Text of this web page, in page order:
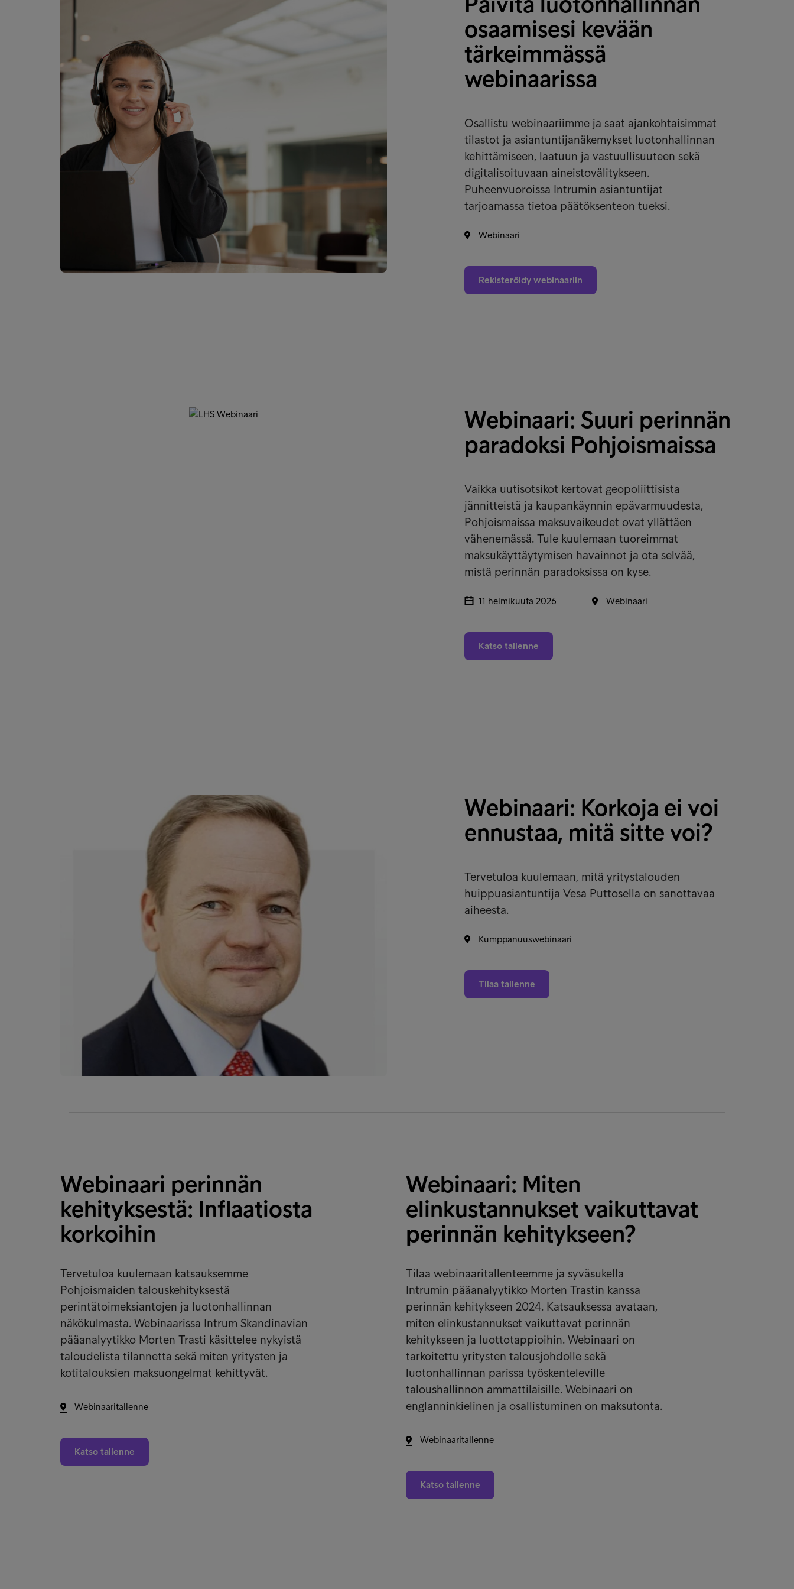
osaamisesi kevään
tärkeimmässä
webinaarissa
Osallistu webinaariimme ja saat ajankohtaisimmat
tilastot ja asiantuntijanäkemykset luotonhallinnan
kehittämiseen, laatuun ja vastuullisuuteen sekä
digitalisoituvaan aineistovälitykseen.
Puheenvuoroissa Intrumin asiantuntijat
tarjoamassa tietoa päätöksenteon tueksi.
Webinaari
Rekisteröidy webinaariin
Webinaari: Suuri perinnän
paradoksi Pohjoismaissa
Vaikka uutisotsikot kertovat geopoliittisista
jännitteistä ja kaupankäynnin epävarmuudesta,
Pohjoismaissa maksuvaikeudet ovat yllättäen
vähenemässä. Tule kuulemaan tuoreimmat
maksukäyttäytymisen havainnot ja ota selvää,
mistä perinnän paradoksissa on kyse.
11 helmikuuta 2026 Webinaari
Katso tallenne
Webinaari: Korkoja ei voi
ennustaa, mitä sitte voi?
Tervetuloa kuulemaan, mitä yritystalouden
huippuasiantuntija Vesa Puttosella on sanottavaa
aiheesta.
Kumppanuuswebinaari
Tilaa tallenne
Webinaari perinnän
kehityksestä: Inflaatiosta
korkoihin
Tervetuloa kuulemaan katsauksemme
Pohjoismaiden talouskehityksestä
perintätoimeksiantojen ja luotonhallinnan
näkökulmasta. Webinaarissa Intrum Skandinavian
pääanalyytikko Morten Trasti käsittelee nykyistä
taloudelista tilannetta sekä miten yritysten ja
kotitalouksien maksuongelmat kehittyvät.
Webinaaritallenne
Katso tallenne
Webinaari: Miten
elinkustannukset vaikuttavat
perinnän kehitykseen?
Tilaa webinaaritallenteemme ja syväsukella
Intrumin pääanalyytikko Morten Trastin kanssa
perinnän kehitykseen 2024. Katsauksessa avataan,
miten elinkustannukset vaikuttavat perinnän
kehitykseen ja luottotappioihin. Webinaari on
tarkoitettu yritysten talousjohdolle sekä
luotonhallinnan parissa työskenteleville
taloushallinnon ammattilaisille. Webinaari on
englanninkielinen ja osallistuminen on maksutonta.
Webinaaritallenne
Katso tallenne